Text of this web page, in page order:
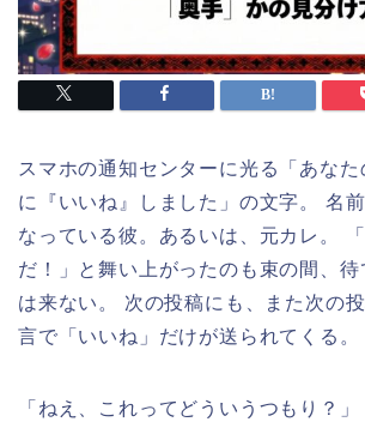
スマホの通知センターに光る「あな
に『いいね』しました」の文字。 名
なっている彼。あるいは、元カレ。
だ！」と舞い上がったのも束の間、待
は来ない。 次の投稿にも、また次の
言で「いいね」だけが送られてくる。
「ねえ、これってどういうつもり？